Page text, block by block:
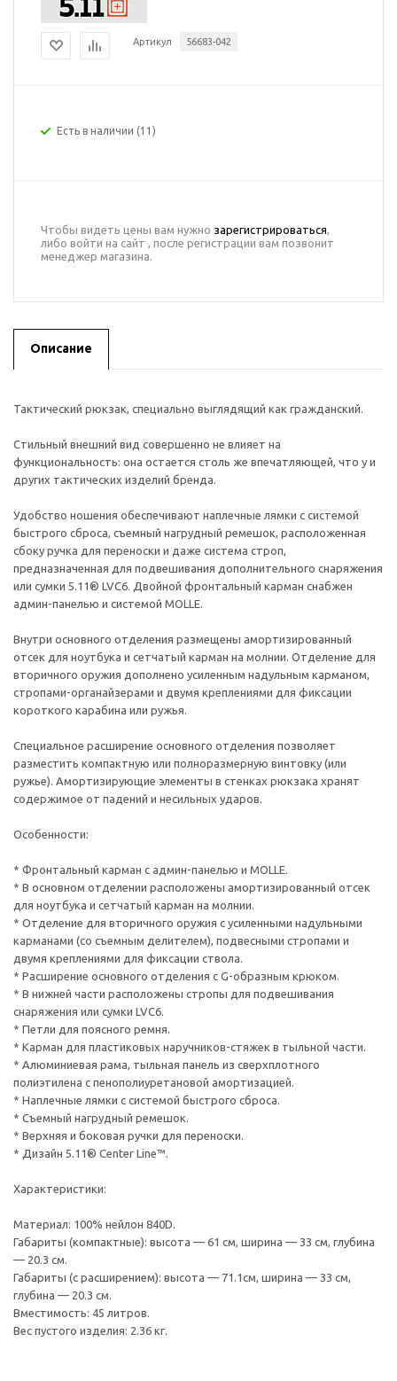
Артикул 56683-042
Есть в наличии (11)
Чтобы видеть цены вам нужно зарегистрироваться,
либо войти на сайт , после регистрации вам позвонит
менеджер магазина.
Описание
Тактический рюкзак, специально выглядящий как гражданский.
Стильный внешний вид совершенно не влияет на
функциональность: она остается столь же впечатляющей, что у и
других тактических изделий бренда.
Удобство ношения обеспечивают наплечные лямки с системой
быстрого сброса, съемный нагрудный ремешок, расположенная
сбоку ручка для переноски и даже система строп,
предназначенная для подвешивания дополнительного снаряжения
или сумки 5.11® LVC6. Двойной фронтальный карман снабжен
админ-панелью и системой MOLLE.
Внутри основного отделения размещены амортизированный
отсек для ноутбука и сетчатый карман на молнии. Отделение для
вторичного оружия дополнено усиленным надульным карманом,
стропами-органайзерами и двумя креплениями для фиксации
короткого карабина или ружья.
Специальное расширение основного отделения позволяет
разместить компактную или полноразмерную винтовку (или
ружье). Амортизирующие элементы в стенках рюкзака хранят
содержимое от падений и несильных ударов.
Особенности:
* Фронтальный карман с админ-панелью и MOLLE.
* В основном отделении расположены амортизированный отсек
для ноутбука и сетчатый карман на молнии.
* Отделение для вторичного оружия с усиленными надульными
карманами (со съемным делителем), подвесными стропами и
двумя креплениями для фиксации ствола.
* Расширение основного отделения с G-образным крюком.
* В нижней части расположены стропы для подвешивания
снаряжения или сумки LVC6.
* Петли для поясного ремня.
* Карман для пластиковых наручников-стяжек в тыльной части.
* Алюминиевая рама, тыльная панель из сверхплотного
полиэтилена с пенополиуретановой амортизацией.
* Наплечные лямки с системой быстрого сброса.
* Съемный нагрудный ремешок.
* Верхняя и боковая ручки для переноски.
* Дизайн 5.11® Center Line™.
Характеристики:
Материал: 100% нейлон 840D.
Габариты (компактные): высота — 61 см, ширина — 33 см, глубина
— 20.3 см.
Габариты (с расширением): высота — 71.1см, ширина — 33 см,
глубина — 20.3 см.
Вместимость: 45 литров.
Вес пустого изделия: 2.36 кг.